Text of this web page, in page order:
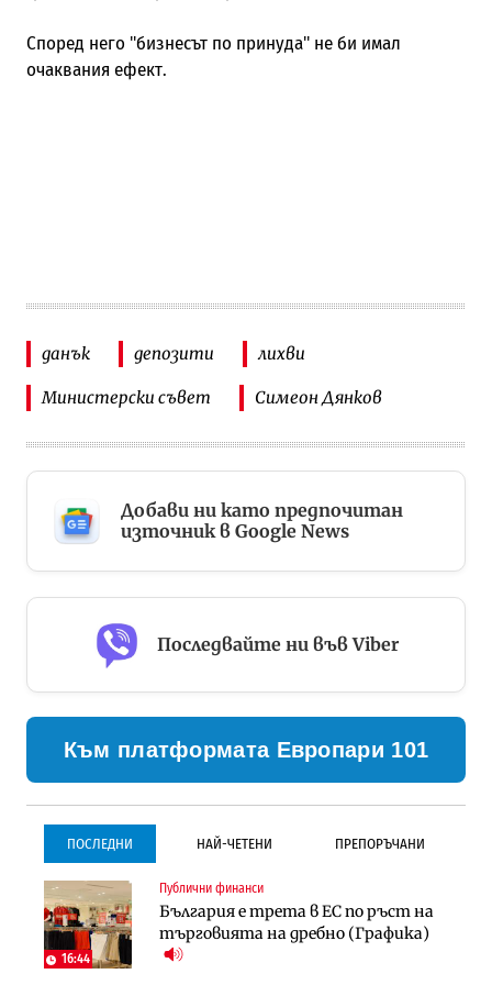
Според него "бизнесът по принуда" не би имал
очаквания ефект.
данък депозити лихви
Министерски съвет Симеон Дянков
Добави ни като предпочитан
източник в Google News
Последвайте ни във Viber
Към платформата Европари 101
ПОСЛЕДНИ НАЙ-ЧЕТЕНИ ПРЕПОРЪЧАНИ
16:44
Публични финанси
България е трета в ЕС по ръст на
търговията на дребно (Графика)
Градоустройство
Столична община избра
изпълнител за преместването на
трамвайното трасе по бул.
Инфраструктура
Проектирането на тунела под
Петрохан ще върви паралелно с
екологичните оценки